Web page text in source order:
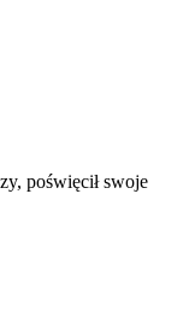
poświęcił swoje